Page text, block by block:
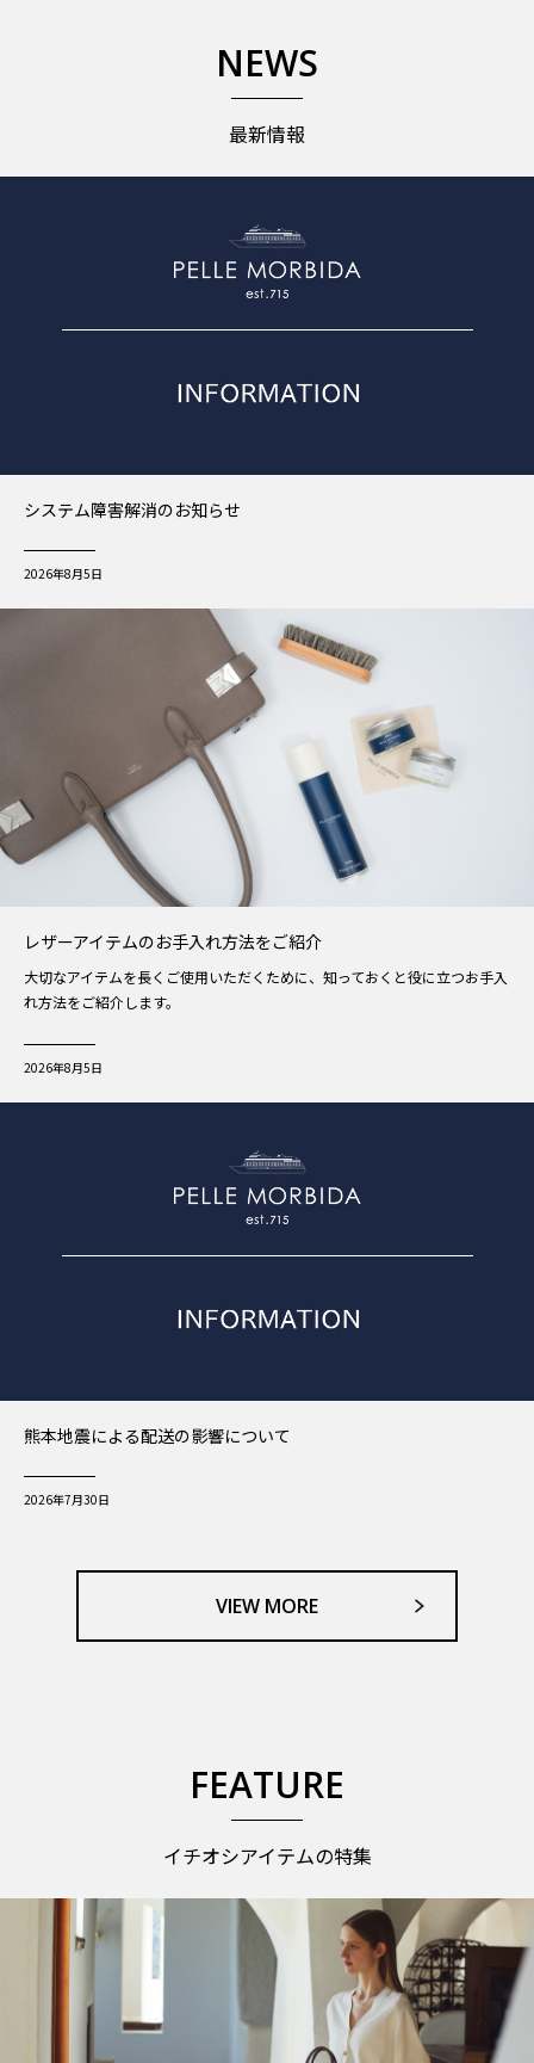
NEWS
最新情報
システム障害解消のお知らせ
2026年8月5日
レザーアイテムのお手入れ方法をご紹介
大切なアイテムを長くご使用いただくために、知っておくと役に立つお手入
れ方法をご紹介します。
2026年8月5日
熊本地震による配送の影響について
2026年7月30日
VIEW MORE
FEATURE
イチオシアイテムの特集